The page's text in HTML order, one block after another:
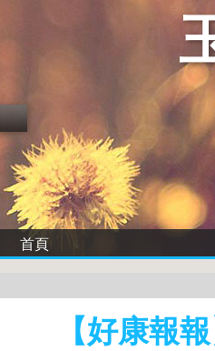
首頁
【好康報